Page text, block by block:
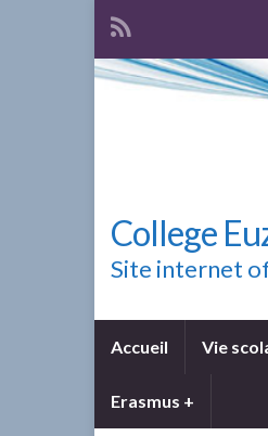
College
Site internet
Accueil Vie
Erasmus +